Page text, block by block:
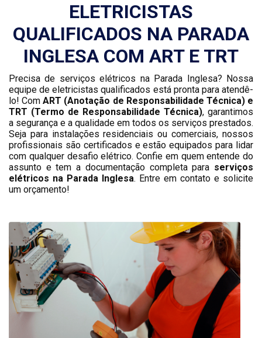
ELETRICISTAS
QUALIFICADOS NA PARADA
INGLESA COM ART E TRT
Precisa de serviços elétricos na Parada Inglesa? Nossa
equipe de eletricistas qualificados está pronta para atendê-
lo! ComART (Anotação de Responsabilidade Técnica) e
TRT (Termo de Responsabilidade Técnica), garantimos
a segurança e a qualidade em todos os serviços prestados.
Seja para instalações residenciais ou comerciais, nossos
profissionais são certificados e estão equipados para lidar
com qualquer desafio elétrico. Confie em quem entende do
assunto e tem a documentação completa para serviços
elétricos na Parada Inglesa. Entre em contato e solicite
um orçamento!